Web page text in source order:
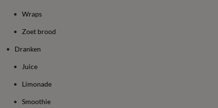
Wraps
Zoet brood
Dranken
Juice
Limonade
Smoothie